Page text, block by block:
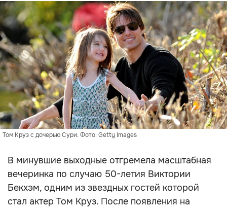
Том Круз с дочерью Сури. Фото: Getty Images
В минувшие выходные отгремела масштабная
вечеринка по случаю 50-летия Виктории
Бекхэм, одним из звездных гостей которой
стал актер Том Круз. После появления на